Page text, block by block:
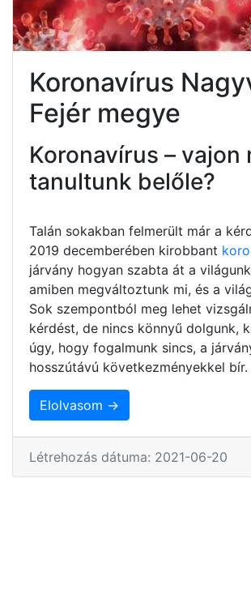
Koronavírus
Fejér megye
Koronavírus – vajon
tanultunk belőle?
Talán sokakban felmerült már a
2019 decemberében kirobbant
járvány hogyan szabta át a
amiben megváltoztunk mi, és a
Sok szempontból meg lehet
kérdést, de nincs könnyű dolgunk,
úgy, hogy fogalmunk sincs, a
hosszútávú következményekkel bír.
Elolvasom →
Létrehozás dátuma: 2021-06-20